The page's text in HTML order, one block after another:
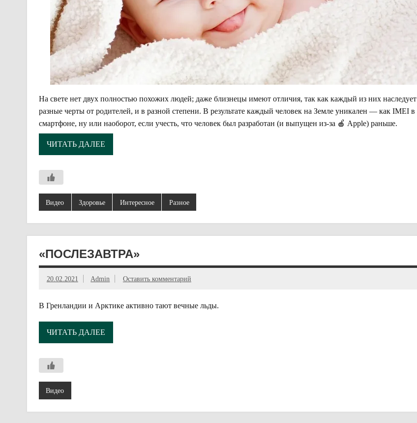
­На свете нет двух полностью похожих людей; даже близнецы имеют отличия, так как каждый из них наследует
разные черты от родителей, и в разной степени. В результате каждый человек на Земле уникален — как IMEI в
смартфоне, ну или наоборот, если учесть, что человек был разработан (и выпущен из-за 🍎 Apple) раньше.
ЧИТАТЬ ДАЛЕЕ
Видео Здоровье Интересное Разное
«ПОСЛЕЗАВТРА»
20.02.2021 Admin Оставить комментарий
В Гренландии и Арктике активно тают вечные льды.
ЧИТАТЬ ДАЛЕЕ
Видео